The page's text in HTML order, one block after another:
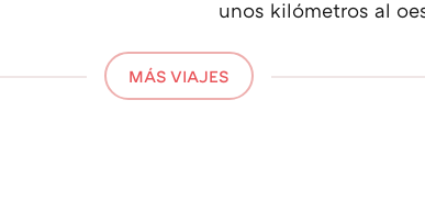
unos kilómetros al
MÁS VIAJES